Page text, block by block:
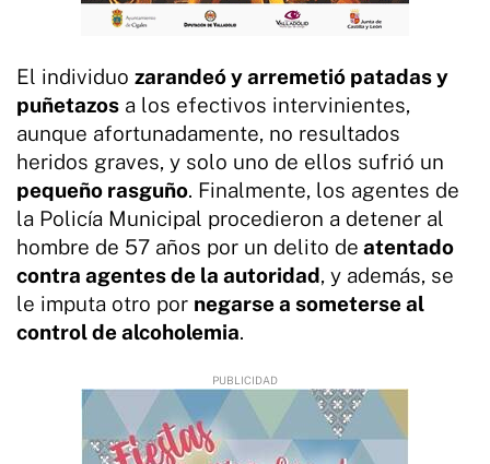
El individuo zarandeó y arremetió patadas y
puñetazos a los efectivos intervinientes,
aunque afortunadamente, no resultados
heridos graves, y solo uno de ellos sufrió un
pequeño rasguño. Finalmente, los agentes de
la Policía Municipal procedieron a detener al
hombre de 57 años por un delito de atentado
contra agentes de la autoridad, y además, se
le imputa otro por negarse a someterse al
control de alcoholemia.